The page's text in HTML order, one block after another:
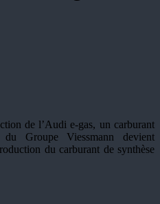
de l’Audi e-gas, un carburant
Groupe Viessmann devient
du carburant de synthèse